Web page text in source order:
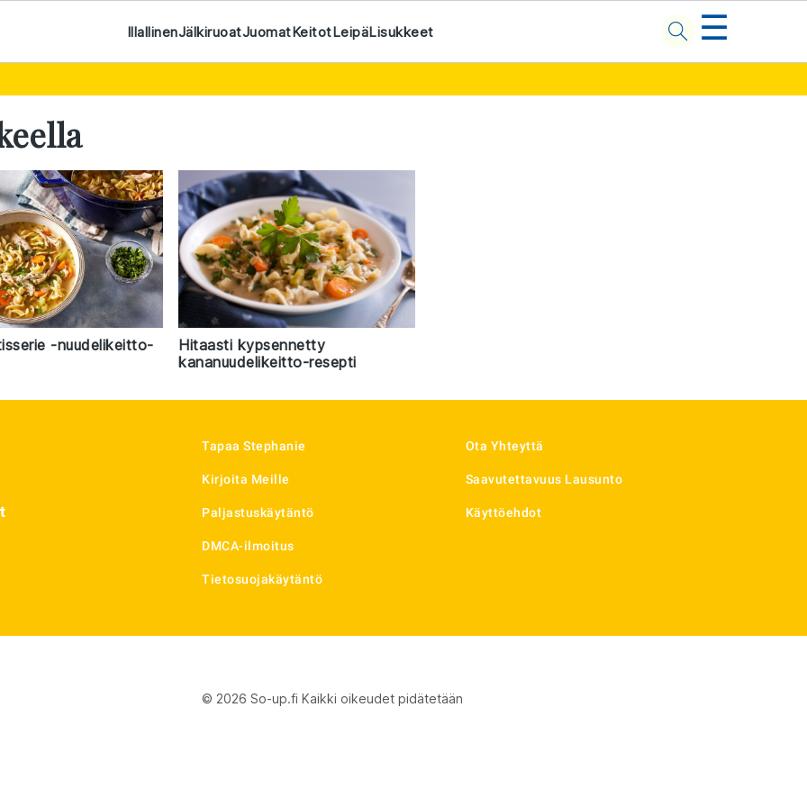
IllallinenJälkiruoatJuomatKeitotLeipäLisukkeet ☰
-nuudelikeitto-
Hitaasti kypsennetty
kananuudelikeitto-resepti
Tapaa Stephanie
Kirjoita Meille
Paljastuskäytäntö
DMCA-ilmoitus
Tietosuojakäytäntö
Ota Yhteyttä
Saavutettavuus Lausunto
Käyttöehdot
© 2026 So-up.fi Kaikki oikeudet pidätetään